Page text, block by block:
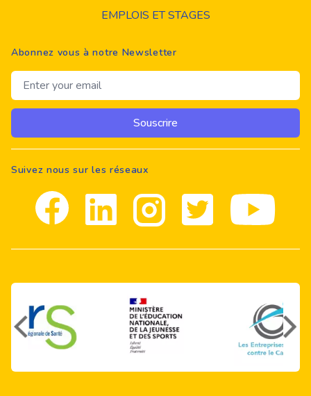
EMPLOIS ET STAGES
Abonnez vous à notre Newsletter
Email address
Souscrire
Suivez nous sur les réseaux
Facebook Linkedin Instagram Twitter youtube